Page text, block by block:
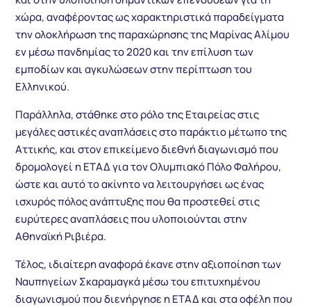
χώρα, αναφέροντας ως χαρακτηριστικά παραδείγματα
την ολοκλήρωση της παραχώρησης της Μαρίνας Αλίμου
εν μέσω πανδημίας το 2020 και την επίλυση των
εμποδίων και αγκυλώσεων στην περίπτωση του
Ελληνικού.
Παράλληλα, στάθηκε στο ρόλο της Εταιρείας στις
μεγάλες αστικές αναπλάσεις στο παράκτιο μέτωπο της
Αττικής, και στον επικείμενο διεθνή διαγωνισμό που
δρομολογεί η ΕΤΑΔ για τον Ολυμπιακό Πόλο Φαλήρου,
ώστε και αυτό το ακίνητο να λειτουργήσει ως ένας
ισχυρός πόλος ανάπτυξης που θα προστεθεί στις
ευρύτερες αναπλάσεις που υλοποιούνται στην
Αθηναϊκή Ριβιέρα.
Τέλος, ιδιαίτερη αναφορά έκανε στην αξιοποίηση των
Ναυπηγείων Σκαραμαγκά μέσω του επιτυχημένου
διαγωνισμού που διενήργησε η ΕΤΑΔ και στα οφέλη που